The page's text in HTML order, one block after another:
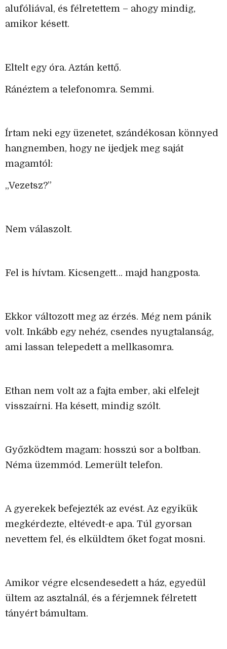
alufóliával, és félretettem – ahogy mindig,
amikor késett.
Eltelt egy óra. Aztán kettő.
Ránéztem a telefonomra. Semmi.
Írtam neki egy üzenetet, szándékosan könnyed
hangnemben, hogy ne ijedjek meg saját
magamtól:
„Vezetsz?”
Nem válaszolt.
Fel is hívtam. Kicsengett… majd hangposta.
Ekkor változott meg az érzés. Még nem pánik
volt. Inkább egy nehéz, csendes nyugtalanság,
ami lassan telepedett a mellkasomra.
Ethan nem volt az a fajta ember, aki elfelejt
visszaírni. Ha késett, mindig szólt.
Győzködtem magam: hosszú sor a boltban.
Néma üzemmód. Lemerült telefon.
A gyerekek befejezték az evést. Az egyikük
megkérdezte, eltévedt-e apa. Túl gyorsan
nevettem fel, és elküldtem őket fogat mosni.
Amikor végre elcsendesedett a ház, egyedül
ültem az asztalnál, és a férjemnek félretett
tányért bámultam.